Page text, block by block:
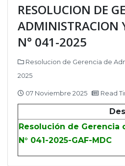
RESOLUCION DE
ADMINISTRACION
N° 041-2025
Resolucion de Gerencia de
2025
07 Noviembre 2025 Read
Resolución de Gerencia
N° 041-2025-GAF-MDC